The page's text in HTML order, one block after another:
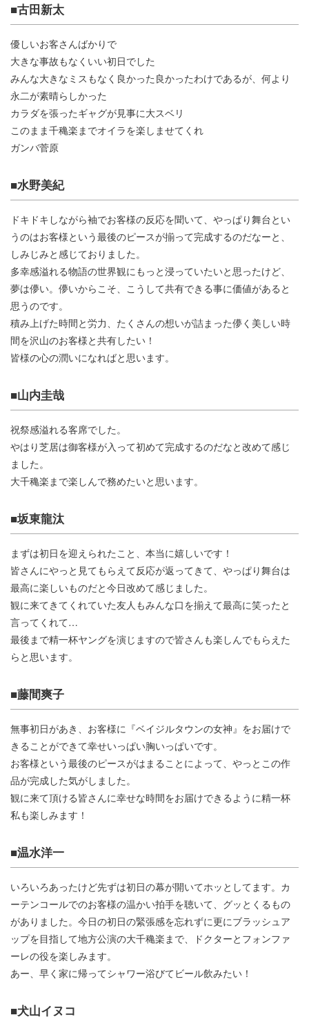
■古田新太
優しいお客さんばかりで
大きな事故もなくいい初日でした
みんな大きなミスもなく良かった良かったわけであるが、何より
永二が素晴らしかった
カラダを張ったギャグが見事に大スベリ
このまま千穐楽までオイラを楽しませてくれ
ガンバ菅原
■水野美紀
ドキドキしながら袖でお客様の反応を聞いて、やっぱり舞台とい
うのはお客様という最後のピースが揃って完成するのだなーと、
しみじみと感じておりました。
多幸感溢れる物語の世界観にもっと浸っていたいと思ったけど、
夢は儚い。儚いからこそ、こうして共有できる事に価値があると
思うのです。
積み上げた時間と労力、たくさんの想いが詰まった儚く美しい時
間を沢山のお客様と共有したい！
皆様の心の潤いになればと思います。
■山内圭哉
祝祭感溢れる客席でした。
やはり芝居は御客様が入って初めて完成するのだなと改めて感じ
ました。
大千穐楽まで楽しんで務めたいと思います。
■坂東龍汰
まずは初日を迎えられたこと、本当に嬉しいです！
皆さんにやっと見てもらえて反応が返ってきて、やっぱり舞台は
最高に楽しいものだと今日改めて感じました。
観に来てきてくれていた友人もみんな口を揃えて最高に笑ったと
言ってくれて…
最後まで精一杯ヤングを演じますので皆さんも楽しんでもらえた
らと思います。
■藤間爽子
無事初日があき、お客様に『ベイジルタウンの女神』をお届けで
きることができて幸せいっぱい胸いっぱいです。
お客様という最後のピースがはまることによって、やっとこの作
品が完成した気がしました。
観に来て頂ける皆さんに幸せな時間をお届けできるように精一杯
私も楽しみます！
■温水洋一
いろいろあったけど先ずは初日の幕が開いてホッとしてます。カ
ーテンコールでのお客様の温かい拍手を聴いて、グッとくるもの
がありました。今日の初日の緊張感を忘れずに更にブラッシュア
ップを目指して地方公演の大千穐楽まで、ドクターとフォンファ
ーレの役を楽しみます。
あー、早く家に帰ってシャワー浴びてビール飲みたい！
■犬山イヌコ